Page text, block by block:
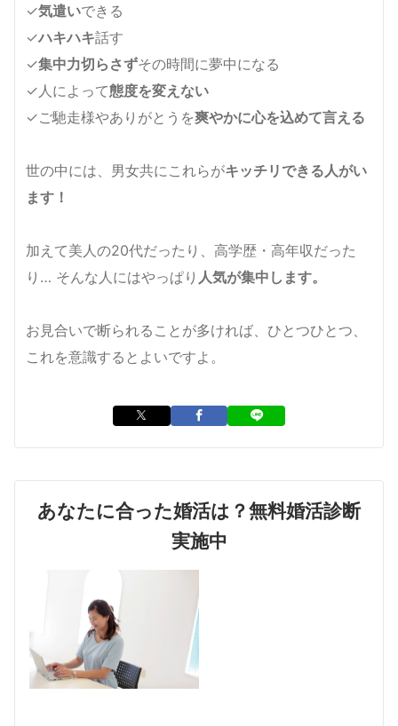
✓気遣いできる
✓ハキハキ話す
✓集中力切らさずその時間に夢中になる
✓人によって態度を変えない
✓ご馳走様やありがとうを爽やかに心を込めて言える
世の中には、男女共にこれらがキッチリできる人がい
ます！
加えて美人の20代だったり、高学歴・高年収だった
り… そんな人にはやっぱり 人気が集中します。
お見合いで断られることが多ければ、ひとつひとつ、
これを意識するとよいですよ。
あなたに合った婚活は？無料婚活診断
実施中